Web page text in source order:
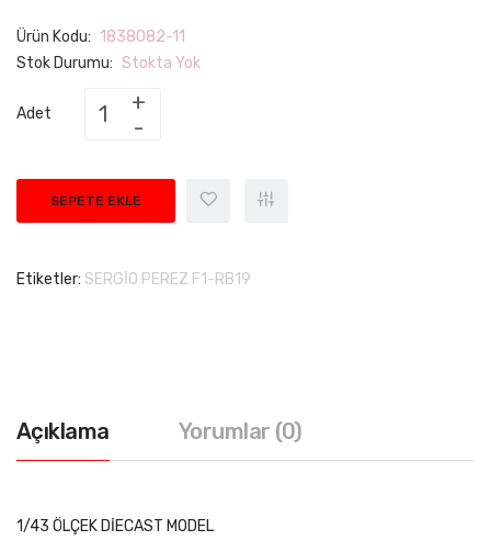
Ürün Kodu: 1838082-11
Stok Durumu: Stokta Yok
Adet
SEPETE EKLE
Etiketler: SERGİO PEREZ F1-RB19
Açıklama Yorumlar (0)
1/43 ÖLÇEK DİECAST MODEL